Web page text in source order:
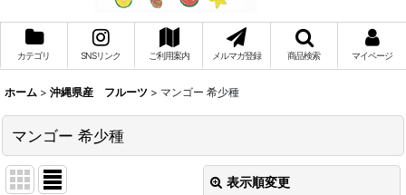
カテゴリ SNSリンク ご利用案内 メルマガ登録 商品検索 マイページ
ホーム > 沖縄県産 フルーツ > マンゴー 希少種
マンゴー 希少種
表示順変更